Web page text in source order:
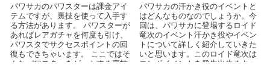
パワサカのパワスターは課金アイ
テムですが、裏技を使って入手す
る方法があります。 パワスターが
あればレアガチャを何度も引け、
パワスタでサクセスポイントの回
復もできちゃいます。 ここではそ
んなパワスターをゲットする裏技
パワサカの汗かき役のイベントと
はどんなものなのでしょうか。今
回は、パワサカに登場するロイド
竜次のイベント汗かき役やイベン
トについて詳しく紹介していきた
いと思います。このロイド竜次は
コンボイベントを発生出来るキャ